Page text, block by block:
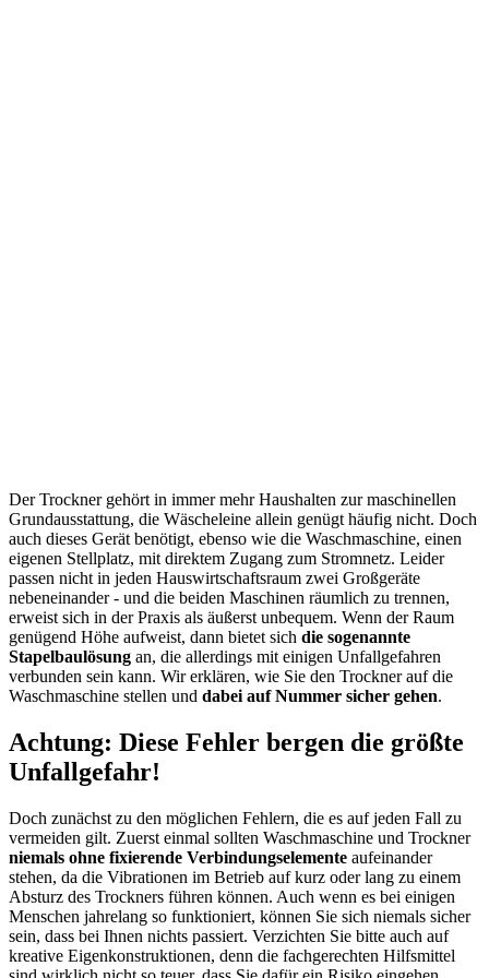
Der Trockner gehört in immer mehr Haushalten zur maschinellen
Grundausstattung, die Wäscheleine allein genügt häufig nicht. Doch
auch dieses Gerät benötigt, ebenso wie die Waschmaschine, einen
eigenen Stellplatz, mit direktem Zugang zum Stromnetz. Leider
passen nicht in jeden Hauswirtschaftsraum zwei Großgeräte
nebeneinander - und die beiden Maschinen räumlich zu trennen,
erweist sich in der Praxis als äußerst unbequem. Wenn der Raum
genügend Höhe aufweist, dann bietet sich die sogenannte
Stapelbaulösung an, die allerdings mit einigen Unfallgefahren
verbunden sein kann. Wir erklären, wie Sie den Trockner auf die
Waschmaschine stellen und dabei auf Nummer sicher gehen.
Achtung: Diese Fehler bergen die größte
Unfallgefahr!
Doch zunächst zu den möglichen Fehlern, die es auf jeden Fall zu
vermeiden gilt. Zuerst einmal sollten Waschmaschine und Trockner
niemals ohne fixierende Verbindungselemente aufeinander
stehen, da die Vibrationen im Betrieb auf kurz oder lang zu einem
Absturz des Trockners führen können. Auch wenn es bei einigen
Menschen jahrelang so funktioniert, können Sie sich niemals sicher
sein, dass bei Ihnen nichts passiert. Verzichten Sie bitte auch auf
kreative Eigenkonstruktionen, denn die fachgerechten Hilfsmittel